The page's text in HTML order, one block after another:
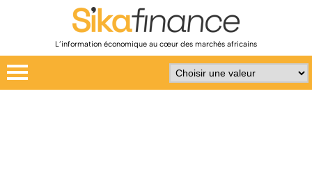
L’information économique au cœur des marchés africains